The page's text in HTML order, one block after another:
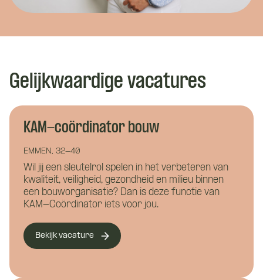
Gelijkwaardige vacatures
KAM-coördinator bouw
EMMEN, 32-40
Wil jij een sleutelrol spelen in het verbeteren van
kwaliteit, veiligheid, gezondheid en milieu binnen
een bouworganisatie? Dan is deze functie van
KAM-Coördinator iets voor jou.
Bekijk vacature
Wat is je naam?
Wil je alvast wat kwijt?
Wat is je naam?
Namens welk bedrijf neem je contact op?